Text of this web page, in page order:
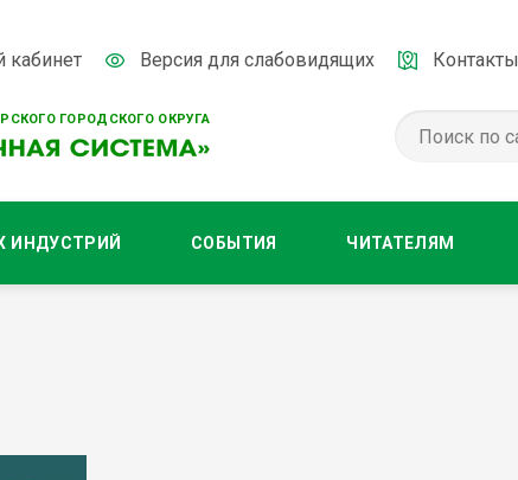
ГОРОДСКОГО ОКРУГА
кабинет Версия для слабовидящих Контакты
ИНДУСТРИЙ СОБЫТИЯ ЧИТАТЕЛЯМ